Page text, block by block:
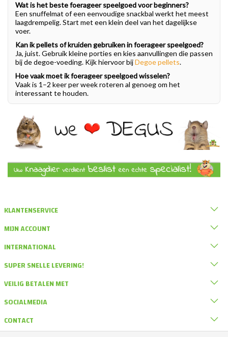
Wat is het beste foerageer speelgoed voor beginners?
Een snuffelmat of een eenvoudige snackbal werkt het meest
laagdrempelig. Start met een klein deel van het dagelijkse
voer.
Kan ik pellets of kruiden gebruiken in foerageer speelgoed?
Ja, juist. Gebruik kleine porties en kies aanvullingen die passen
bij de degoe-voeding. Kijk hiervoor bijDegoe pellets.
Hoe vaak moet ik foerageer speelgoed wisselen?
Vaak is 1–2 keer per week roteren al genoeg om het
interessant te houden.
KLANTENSERVICE
MIJN ACCOUNT
INTERNATIONAL
SUPER SNELLE LEVERING!
VEILIG BETALEN MET
SOCIALMEDIA
CONTACT